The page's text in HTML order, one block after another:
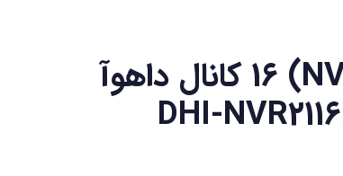
ان وی آر (NVR) 16 کانال داهوآ